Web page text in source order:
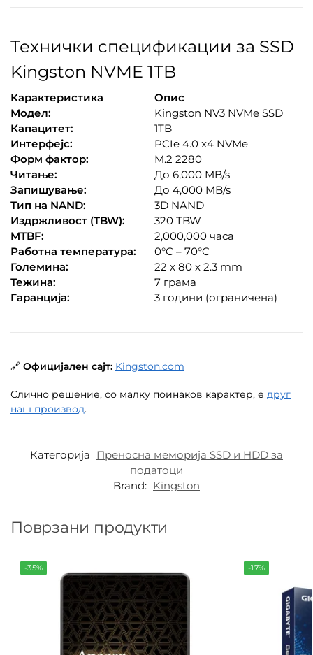
Технички спецификации за SSD
Kingston NVME 1TB
Карактеристика
Опис
Модел:
Kingston NV3 NVMe SSD
Капацитет:
1TB
Интерфејс:
PCIe 4.0 x4 NVMe
Форм фактор:
M.2 2280
Читање:
До 6,000 MB/s
Запишување:
До 4,000 MB/s
Тип на NAND:
3D NAND
Издржливост (TBW):
320 TBW
MTBF:
2,000,000 часа
Работна температура:
0°C – 70°C
Големина:
22 x 80 x 2.3 mm
Тежина:
7 грама
Гаранција:
3 години (ограничена)
🔗 Официјален сајт: Kingston.com
Слично решение, со малку поинаков карактер, е друг
наш производ.
Категорија Преносна меморија SSD и HDD за
податоци
Brand: Kingston
Поврзани продукти
-35% -17%